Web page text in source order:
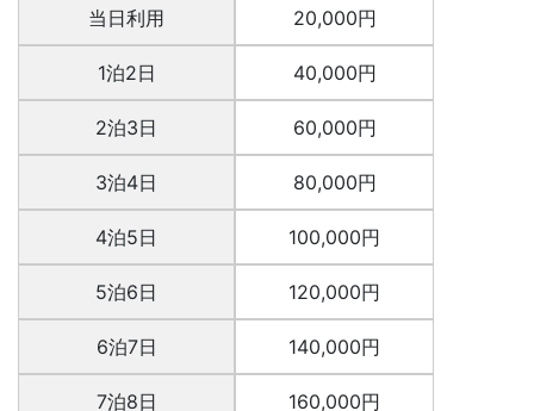
当日利用
1泊2日
2泊3日
3泊4日
4泊5日
5泊6日
6泊7日
7泊8日
20,000円
40,000円
60,000円
80,000円
100,000円
120,000円
140,000円
160,000円